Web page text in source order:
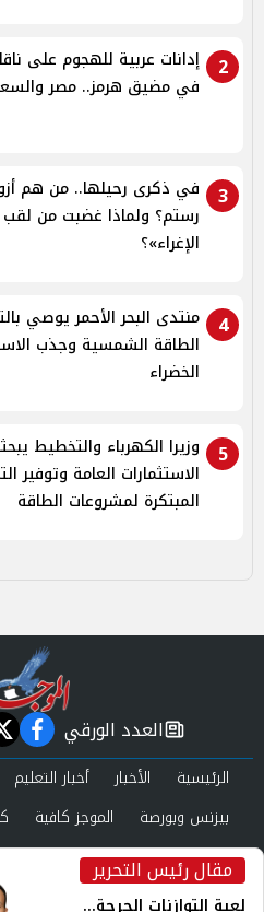
2
إدانات عربية للهجوم على
في مضيق هرمز.. مصر
3
في ذكرى رحيلها.. من هم
رستم؟ ولماذا غضبت من
الإغراء»؟
4
منتدى البحر الأحمر يوصي
الطاقة الشمسية وجذب
الخضراء
5
وزيرا الكهرباء والتخطيط
الاستثمارات العامة وتوفير
المبتكرة لمشروعات الطاقة
مقال رئيس التحرير
لعبة التوازنات الحرجة...
newspaper
العدد الورقي
الرئيسية الأخبار أخبار التعليم
بيزنس وبورصة
الموجز كافية
صحة وجمال
عرب وعالم
العدد الورقي